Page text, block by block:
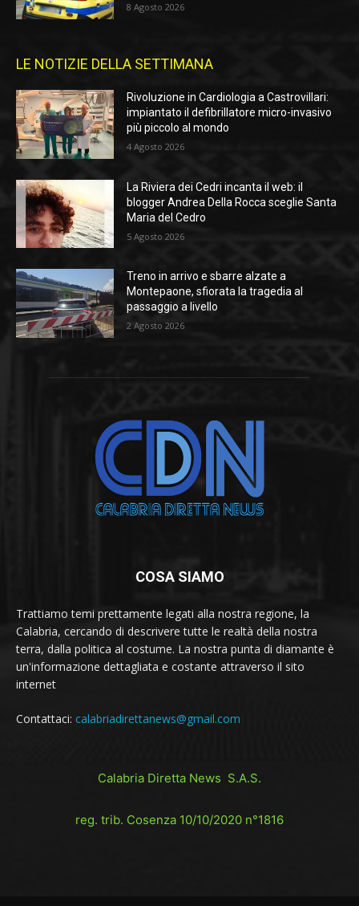
8 Agosto 2026
LE NOTIZIE DELLA SETTIMANA
Rivoluzione in Cardiologia a Castrovillari:
impiantato il defibrillatore micro-invasivo
più piccolo al mondo
4 Agosto 2026
La Riviera dei Cedri incanta il web: il
blogger Andrea Della Rocca sceglie Santa
Maria del Cedro
5 Agosto 2026
Treno in arrivo e sbarre alzate a
Montepaone, sfiorata la tragedia al
passaggio a livello
2 Agosto 2026
COSA SIAMO
Trattiamo temi prettamente legati alla nostra regione, la
Calabria, cercando di descrivere tutte le realtà della nostra
terra, dalla politica al costume. La nostra punta di diamante è
un'informazione dettagliata e costante attraverso il sito
internet
Contattaci: calabriadirettanews@gmail.com
Calabria Diretta News S.A.S.
reg. trib. Cosenza 10/10/2020 n°1816